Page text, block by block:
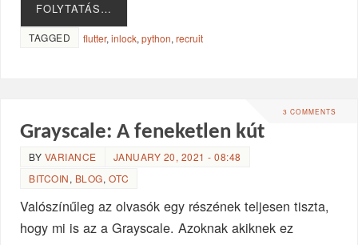
FOLYTATÁS…
TAGGED flutter,inlock,python,recruit
3 COMMENTS
Grayscale: A feneketlen kút
BY VARIANCE
JANUARY 20, 2021 - 08:48
BITCOIN, BLOG, OTC
Valószínűleg az olvasók egy részének teljesen tiszta,
hogy mi is az a Grayscale. Azoknak akiknek ez